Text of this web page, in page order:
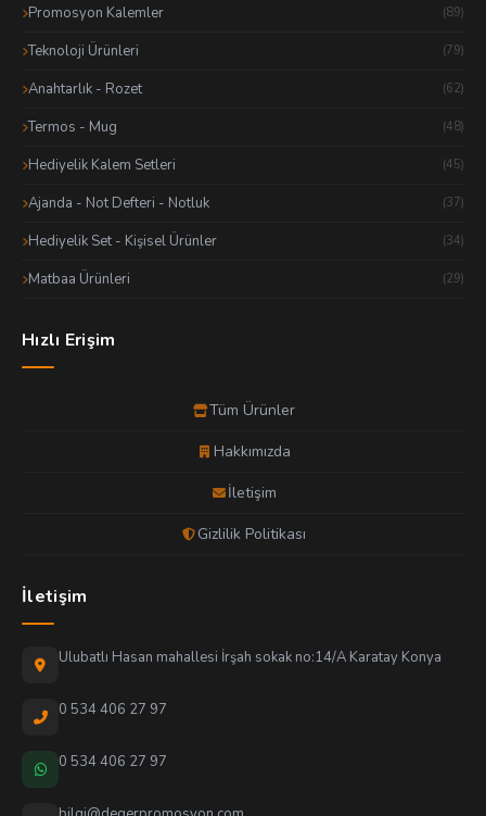
Promosyon Kalemler (89)
Teknoloji Ürünleri (79)
Anahtarlık - Rozet (62)
Termos - Mug (48)
Hediyelik Kalem Setleri (45)
Ajanda - Not Defteri - Notluk (37)
Hediyelik Set - Kişisel Ürünler (34)
Matbaa Ürünleri (29)
Hızlı Erişim
Tüm Ürünler
Hakkımızda
İletişim
Gizlilik Politikası
İletişim
Ulubatlı Hasan mahallesi İrşah sokak no:14/A Karatay Konya
0 534 406 27 97
0 534 406 27 97